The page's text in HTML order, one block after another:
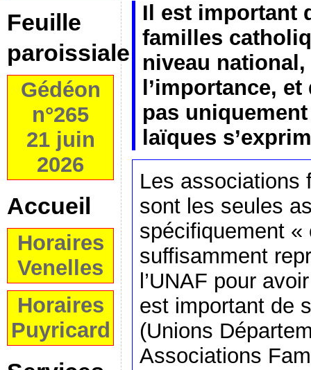
Feuille
paroissiale
Gédéon
n°265
21 juin
2026
Accueil
Horaires
Venelles
Horaires
Puyricard
Il est important
familles
niveau national,
l’importance,
pas
laïques
Les associations
sont les seules
spécifiquement
suffisamment
l’UNAF pour
est important de
(Unions
Associations